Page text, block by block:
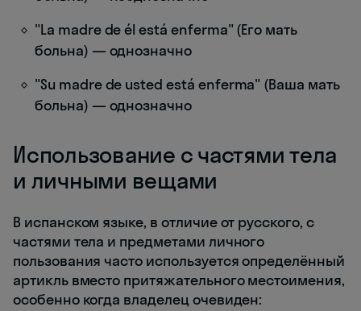
"La madre de él está enferma" (Его мать
больна) — однозначно
"Su madre de usted está enferma" (Ваша мать
больна) — однозначно
Использование с частями тела
и личными вещами
В испанском языке, в отличие от русского, с
частями тела и предметами личного
пользования часто используется определённый
артикль вместо притяжательного местоимения,
особенно когда владелец очевиден: